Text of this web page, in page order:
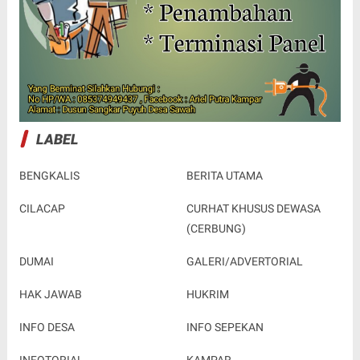
LABEL
BENGKALIS BERITA UTAMA
CILACAP
CURHAT KHUSUS DEWASA
(CERBUNG)
DUMAI GALERI/ADVERTORIAL
HAK JAWAB HUKRIM
INFO DESA INFO SEPEKAN